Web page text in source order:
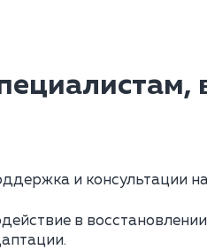
и консультации
в